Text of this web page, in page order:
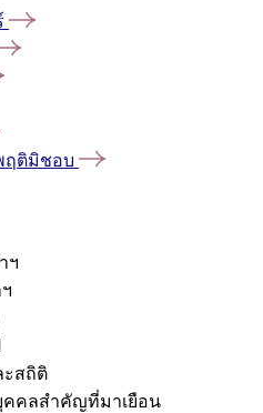
ฤติมิชอบ
ฯ
สถิติ
คคลสำคัญที่มาเยือน